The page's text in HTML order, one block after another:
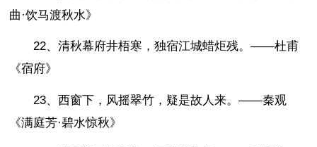
曲·饮马渡秋水》
22、清秋幕府井梧寒，独宿江城蜡炬残。——杜甫
《宿府》
23、西窗下，风摇翠竹，疑是故人来。——秦观
《满庭芳·碧水惊秋》